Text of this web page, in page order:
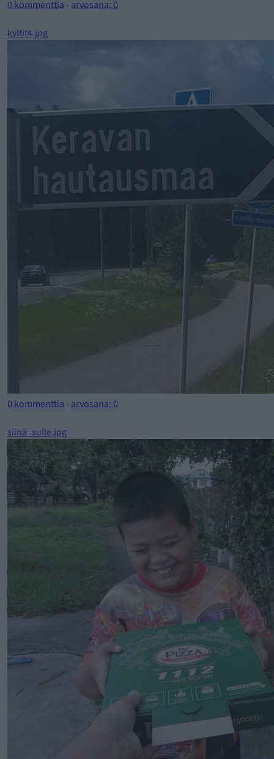
0 kommenttia - arvosana: 0
kyltit4.jpg
0 kommenttia - arvosana: 0
siinä_sulle.jpg